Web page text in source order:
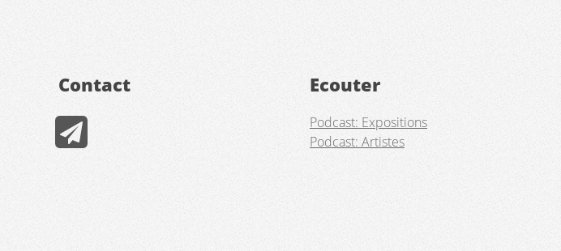
Contact Ecouter
Podcast: Expositions
Podcast: Artistes